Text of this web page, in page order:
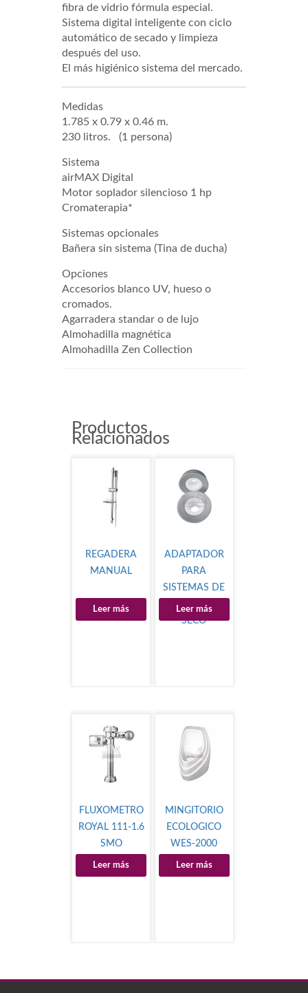
fibra de vidrio fórmula especial.
Sistema digital inteligente con ciclo
automático de secado y limpieza
después del uso.
El más higiénico sistema del mercado.
Medidas
1.785 x 0.79 x 0.46 m.
230 litros. (1 persona)
Sistema
airMAX Digital
Motor soplador silencioso 1 hp
Cromaterapia*
Sistemas opcionales
Bañera sin sistema (Tina de ducha)
Opciones
Accesorios blanco UV, hueso o
cromados.
Agarradera standar o de lujo
Almohadilla magnética
Almohadilla Zen Collection
Productos
Relacionados
REGADERA
MANUAL
Leer más
ADAPTADOR
PARA
SISTEMAS DE
MINGITORIO
SECO
Leer más
FLUXOMETRO
ROYAL 111-1.6
SMO
Leer más
MINGITORIO
ECOLOGICO
WES-2000
Leer más